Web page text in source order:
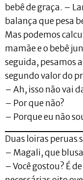
bebê de graça. –
balança que pesa
Mas podemos
mamãe e o bebê
seguida, pesamos
segundo valor do
– Ah, isso não vai
– Por que não?
– Porque eu não
Duas loiras peruas
– Magali, que
– Você gostou? É